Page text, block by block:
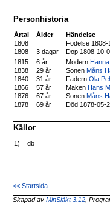
Personhistoria
Årtal Ålder
Händelse
1808
Födelse 1808-
1808
3 dagar
Dop 1808-10-
1815
6 år Modern
1838
29 år SonenMåns
1840
31 år FadernOla
1866
57 år MakenHans
1876
67 år SonenMåns
1878
69 år Död 1878-05-
Källor
1) db
<< Startsida
Skapad avMinSläkt 3.12 ,